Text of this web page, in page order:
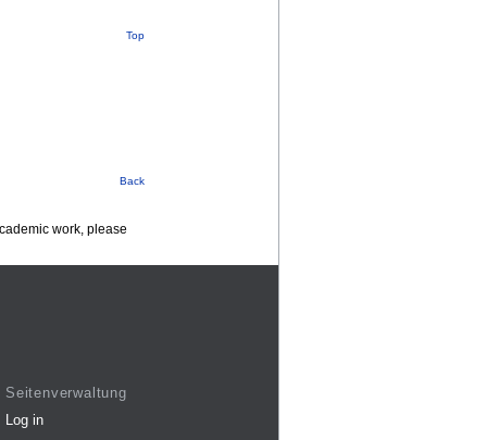
Top
Back
work, please
Seitenverwaltung
Log in